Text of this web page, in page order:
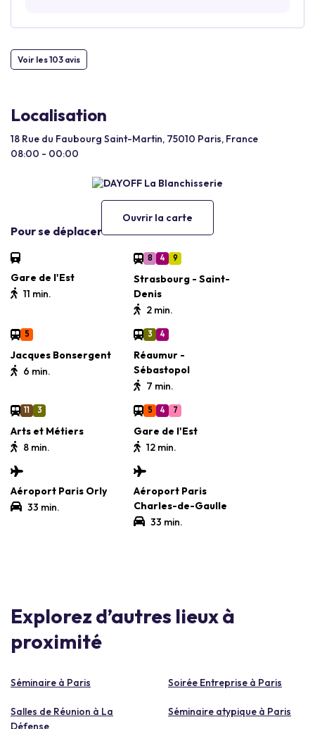
Voir les 103 avis
Localisation
18 Rue du Faubourg Saint-Martin, 75010 Paris, France
08:00 - 00:00
Ouvrir la carte
Pour se déplacer
Gare de l'Est
11 min.
8 4 9
Strasbourg - Saint-
Denis
2 min.
5
Jacques Bonsergent
6 min.
3 4
Réaumur -
Sébastopol
7 min.
11 3
Arts et Métiers
8 min.
5 4 7
Gare de l'Est
12 min.
Aéroport Paris Orly
33 min.
Aéroport Paris
Charles-de-Gaulle
33 min.
Explorez d’autres lieux à
proximité
Séminaire à Paris Soirée Entreprise à Paris
Salles de Réunion à La
Défense
Séminaire atypique à Paris